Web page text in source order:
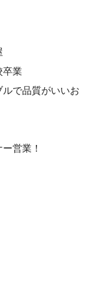
業⠀
で品質がいいお
営業！⠀